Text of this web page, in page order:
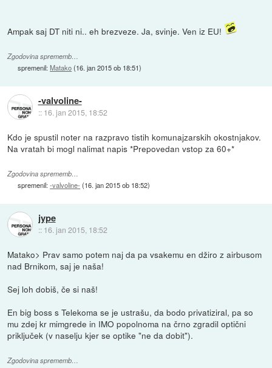
Ampak saj DT niti ni.. eh brezveze. Ja, svinje. Ven iz EU!
Zgodovina sprememb…
spremenil:Matako(16. jan 2015 ob 18:51)
-valvoline-
:: 16. jan 2015, 18:52
Kdo je spustil noter na razpravo tistih komunajzarskih okostnjakov.
Na vratah bi mogl nalimat napis *Prepovedan vstop za 60+*
Zgodovina sprememb…
spremenil:-valvoline- (16. jan 2015 ob 18:52)
jype
:: 16. jan 2015, 18:52
Matako> Prav samo potem naj da pa vsakemu en džiro z airbusom
nad Brnikom, saj je naša!
Sej loh dobiš, če si naš!
En big boss s Telekoma se je ustrašu, da bodo privatiziral, pa so
mu zdej kr mimgrede in IMO popolnoma na črno zgradil optični
priključek (v naselju kjer se optike "ne da dobit").
Zgodovina sprememb…